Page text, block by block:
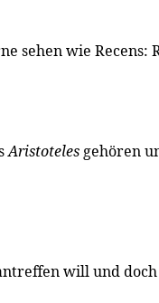
sehen wie Recens:
Aristoteles gehören
will und doch